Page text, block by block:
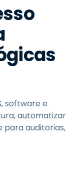
software e
automatizar
para auditorias,